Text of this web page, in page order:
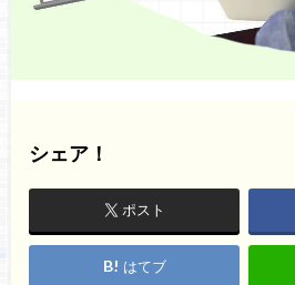
シェア！
ポスト
はてブ